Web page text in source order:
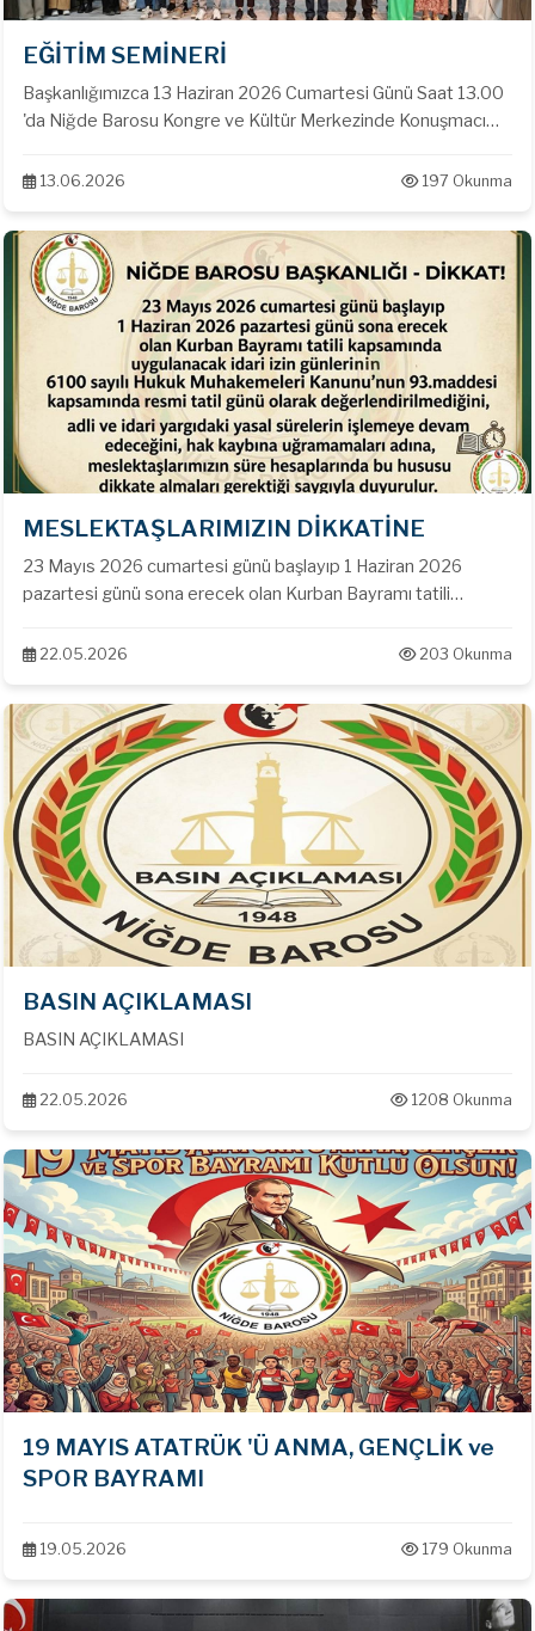
EĞİTİM SEMİNERİ
Başkanlığımızca 13 Haziran 2026 Cumartesi Günü Saat 13.00
'da Niğde Barosu Kongre ve Kültür Merkezinde Konuşmacı
SEÇER 'in katımları ile '' Arsa Payı Karşılığı İnşaat Sözleşmesi ''
13.06.2026 197 Okunma
MESLEKTAŞLARIMIZIN DİKKATİNE
23 Mayıs 2026 cumartesi günü başlayıp 1 Haziran 2026
pazartesi günü sona erecek olan Kurban Bayramı tatili
Hukuk Muhakemeleri Kanunu’nun 93.maddesi kapsamında
yargıdaki yasal sürelerin işlemeye devam edeceğini , hak
kaybına uğramamaları adına, meslektaşlarımızın süre
hesaplarında bu hususu dikkate almaları gerektiği saygıyla
duyurulur.
22.05.2026 203 Okunma
BASIN AÇIKLAMASI
BASIN AÇIKLAMASI
22.05.2026 1208 Okunma
19 MAYIS ATATRÜK 'Ü ANMA, GENÇLİK ve
SPOR BAYRAMI
19.05.2026 179 Okunma